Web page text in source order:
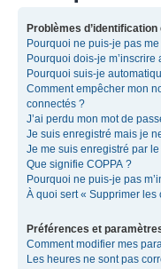
Problèmes d’identification
Pourquoi ne puis-je pas
Pourquoi dois-je m’inscrire
Pourquoi suis-je
Comment empêcher mon
connectés ?
J’ai perdu mon mot de
Je suis enregistré mais je
Je me suis enregistré par
Que signifie COPPA ?
Pourquoi ne puis-je pas
À quoi sert « Supprimer les
Préférences et
Comment modifier mes
Les heures ne sont pas